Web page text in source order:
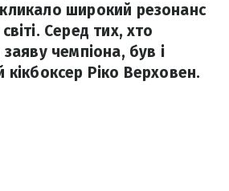
широкий резонанс
Серед тих, хто
чемпіона, був і
кікбоксер Ріко Верховен.